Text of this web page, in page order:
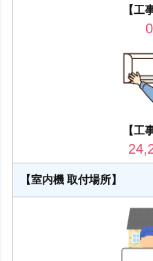
【工
0
【工
【室内機 取付場所】